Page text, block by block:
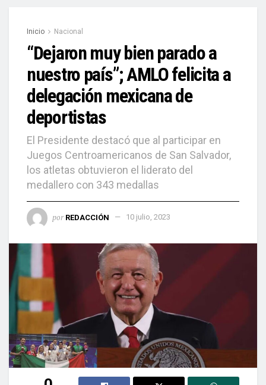
Inicio Nacional
“Dejaron muy bien parado a
nuestro país”; AMLO felicita a
delegación mexicana de
deportistas
El Presidente destacó que al participar en
Juegos Centroamericanos de San Salvador,
los atletas obtuvieron el liderato del
medallero con 343 medallas
por REDACCIÓN 10 julio, 2023